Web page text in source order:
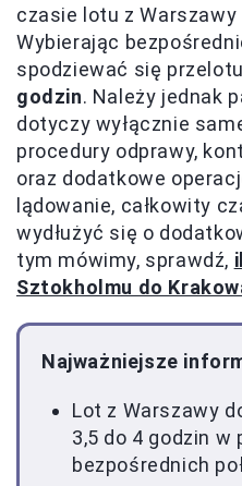
czasie lotu z Warszawy
Wybierając
spodziewać się
godzin. Należy jednak
dotyczy wyłącznie
procedury odprawy,
oraz dodatkowe
lądowanie, całkowity
wydłużyć się o
tym mówimy, sprawdź,
Sztokholmu do
Najważniejsze
Lot z Warszawy
3,5 do 4 godzin w
bezpośrednich